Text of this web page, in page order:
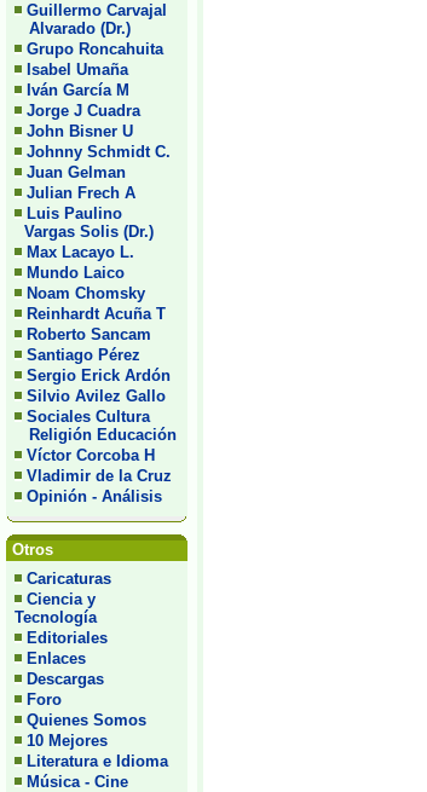
Guillermo Carvajal
Alvarado (Dr.)
Grupo Roncahuita
Isabel Umaña
Iván García M
Jorge J Cuadra
John Bisner U
Johnny Schmidt C.
Juan Gelman
Julian Frech A
Luis Paulino
Vargas Solis (Dr.)
Max Lacayo L.
Mundo Laico
Noam Chomsky
Reinhardt Acuña T
Roberto Sancam
Santiago Pérez
Sergio Erick Ardón
Silvio Avilez Gallo
Sociales Cultura
Religión Educación
Víctor Corcoba H
Vladimir de la Cruz
Opinión - Análisis
Otros
Caricaturas
Ciencia y
Tecnología
Editoriales
Enlaces
Descargas
Foro
Quienes Somos
10 Mejores
Literatura e Idioma
Música - Cine